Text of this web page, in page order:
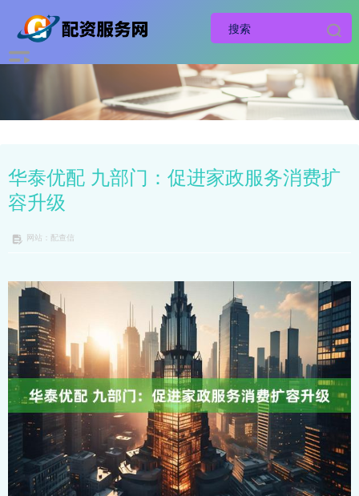
华泰优配 九部门：促进家政服务消费扩
容升级
网站：配查信